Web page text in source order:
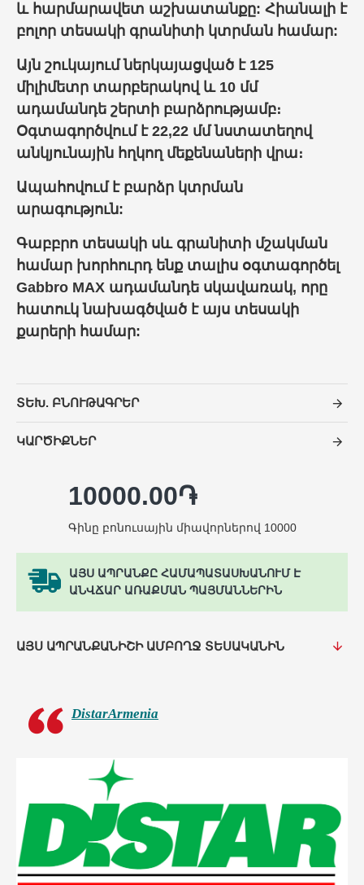
և հարմարավետ աշխատանքը: Հիանալի է
բոլոր տեսակի գրանիտի կտրման համար:
Այն շուկայում ներկայացված է 125
միլիմետր տարբերակով և 10 մմ
ադամանդե շերտի բարձրությամբ։
Օգտագործվում է 22,22 մմ նստատեղով
անկյունային հղկող մեքենաների վրա։
Ապահովում է բարձր կտրման
արագություն:
Գաբբրո տեսակի սև գրանիտի մշակման
համար խորհուրդ ենք տալիս օգտագործել
Gabbro MAX ադամանդե սկավառակ, որը
հատուկ նախագծված է այս տեսակի
քարերի համար:
ՏԵԽ. ԲՆՈՒԹԱԳՐԵՐ
ԿԱՐԾԻՔՆԵՐ
ԱՅՍ ԱՊՐԱՆՔԸ ՀԱՄԱՊԱՏԱՍԽԱՆՈՒՄ Է
ԱՆՎՃԱՐ ԱՌԱՔՄԱՆ ՊԱՅՄԱՆՆԵՐԻՆ
ԱՅՍ ԱՊՐԱՆՔԱՆԻՇԻ ԱՄԲՈՂՋ ՏԵՍԱԿԱՆԻՆ
DistarArmenia
10000.00֏
Գինը բոնուսային միավորներով 10000